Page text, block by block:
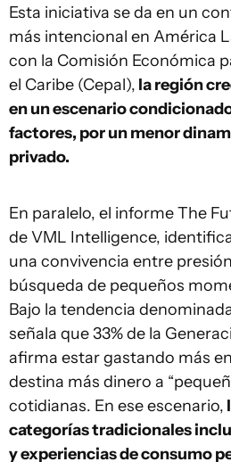
Esta iniciativa se da en un
más intencional en América
con la Comisión Económica
el Caribe (Cepal), la región
en un escenario
factores, por un menor
privado.
En paralelo, el informe The
de VML Intelligence,
una convivencia entre
búsqueda de pequeños
Bajo la tendencia
señala que 33% de la
afirma estar gastando más
destina más dinero a
cotidianas. En ese escenario,
categorías tradicionales
y experiencias de consumo